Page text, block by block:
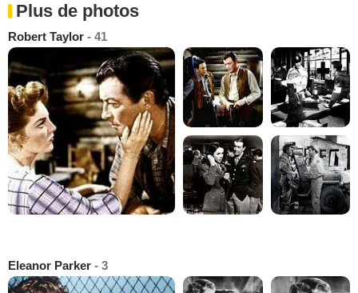
Plus de photos
Robert Taylor - 41
Eleanor Parker - 3